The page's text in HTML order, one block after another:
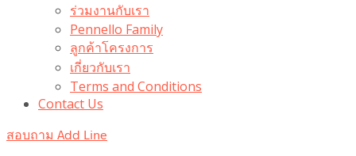
ร่วมงานกับเรา
Pennello Family
ลูกค้าโครงการ
เกี่ยวกับเรา
Terms and Conditions
Contact Us
สอบถาม Add Line